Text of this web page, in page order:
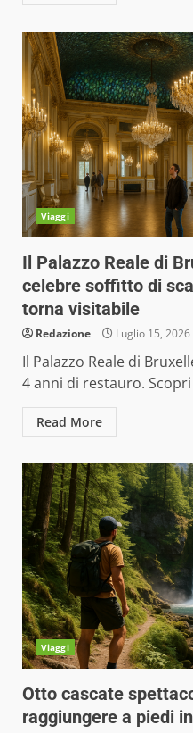
Viaggi
Il Palazzo Reale di
celebre soffitto di
torna visitabile
Redazione Luglio 15, 2026
Il Palazzo Reale di
4 anni di restauro.
Read More
Viaggi
Otto cascate
raggiungere a piedi